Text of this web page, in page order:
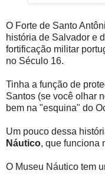
O Forte de Santo
história de Salvador e
fortificação militar
no Século 16.
Tinha a função de
Santos (se você olhar
bem na "esquina" do
Um pouco dessa
Náutico, que funciona
O Museu Náutico tem